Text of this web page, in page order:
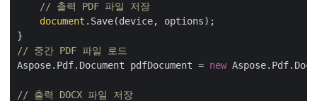
// 출력 PDF 파일 저장
document .Save(device, options);
// 중간 PDF 파일 로드
Aspose.Pdf.Document pdfDocument = new
// 출력 DOCX 파일 저장